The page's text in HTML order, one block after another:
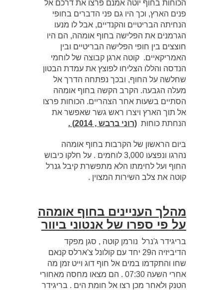
הכוחות בחוף יוטה אמנם פרצו את דרכם אל
פנים הארץ, וכך היו גם פני הדברים בחופי
הנחיתה הבריטיים והקנדיים, אבל לו מנעו
הגרמנים את הפלישה בחוף אומהה, הם היו
חוצצים בין חופי הפלישה הבריטיים ובין
האמריקאיים. קוטה ארגן קבוצה של לוחמי
הנדסה והללו הצליחו לפוצץ את עמדת הבטון
שחלשה על החוף, ובכך נפתחה הדרך אל
מעלה הגבעה. הקרב הקשה בחוף אומהה
הסתיים בשעות אחר הצהריים. הכוחות פרצו
אל תוך הארץ ויצרו ראש גשר שאפשר את
הנחתת כוחות (רוני ברבש , 2014) .
ביום הראשון של הקרבות בחוף אומהה
נהרגו ונפצעו 3,000 לוחמים . על חלקו כיבוש
החוף ועל לחימתו הלא מתפשרת קיבל גנרל
קוטה את צלב השירות המצוין .
מהלך העניינים בחוף אומהה
על פי ספרו של אנטוני ביוור
בריגידר ג'נרל נורמן קוטה , סגן מפקד
הדיביזיה ה29 יחד עם קולונל צ'ארלס קנאם
שחו והתקדמו במים אל חוף דוג וייט זמן מה
אחרי השעה 07:30 . הם מצאו מחסה מאחורי
הטנק ולאחר מכן רצו אל חומת הים . בריגידר